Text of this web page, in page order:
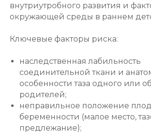
внутриутробного развития и
окружающей среды в раннем
Ключевые факторы риска:
наследственная лабильность
соединительной ткани и
особенности таза одного или
родителей;
неправильное положение
беременности (малое место,
предлежание);